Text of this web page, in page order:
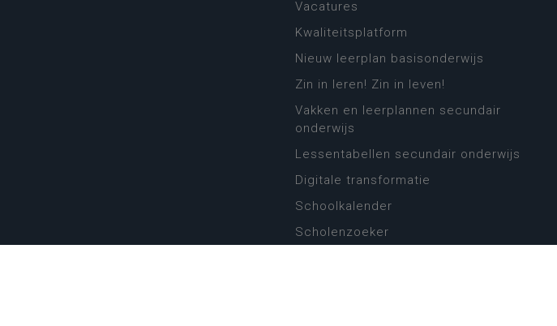
Vacatures
Kwaliteitsplatform
Nieuw leerplan basisonderwijs
Zin in leren! Zin in leven!
Vakken en leerplannen secundair
onderwijs
Lessentabellen secundair onderwijs
Digitale transformatie
Schoolkalender
Scholenzoeker